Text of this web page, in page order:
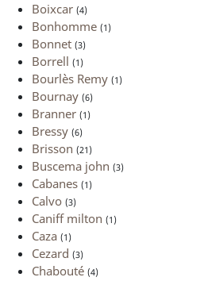
Boixcar (4)
Bonhomme (1)
Bonnet (3)
Borrell (1)
Bourlès Remy (1)
Bournay (6)
Branner (1)
Bressy (6)
Brisson (21)
Buscema john (3)
Cabanes (1)
Calvo (3)
Caniff milton (1)
Caza (1)
Cezard (3)
Chabouté (4)